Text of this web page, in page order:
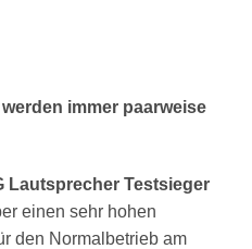
immer paarweise
Lautsprecher Testsieger
einen sehr hohen
den Normalbetrieb am